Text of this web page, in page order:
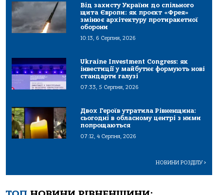
Від захисту України до спільного
щита Європи: як проєкт «Фрея»
змінює архітектуру протиракетної
оборони
10:13, 6 Серпня, 2026
Ukraine Investment Congress: як
інвестиції у майбутнє формують нові
стандарти галузі
07:33, 5 Серпня, 2026
Двох Героїв утратила Рівненщина:
сьогодні в обласному центрі з ними
попрощаються
07:12, 4 Серпня, 2026
НОВИНИ РОЗДІЛУ>